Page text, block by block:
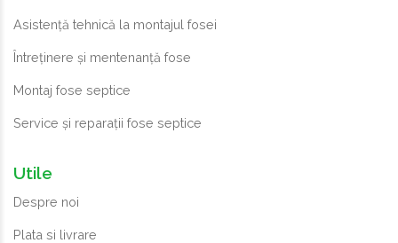
Asistență tehnică la montajul fosei
Întreținere și mentenanță fose
Montaj fose septice
Service și reparații fose septice
Utile
Despre noi
Plata si livrare